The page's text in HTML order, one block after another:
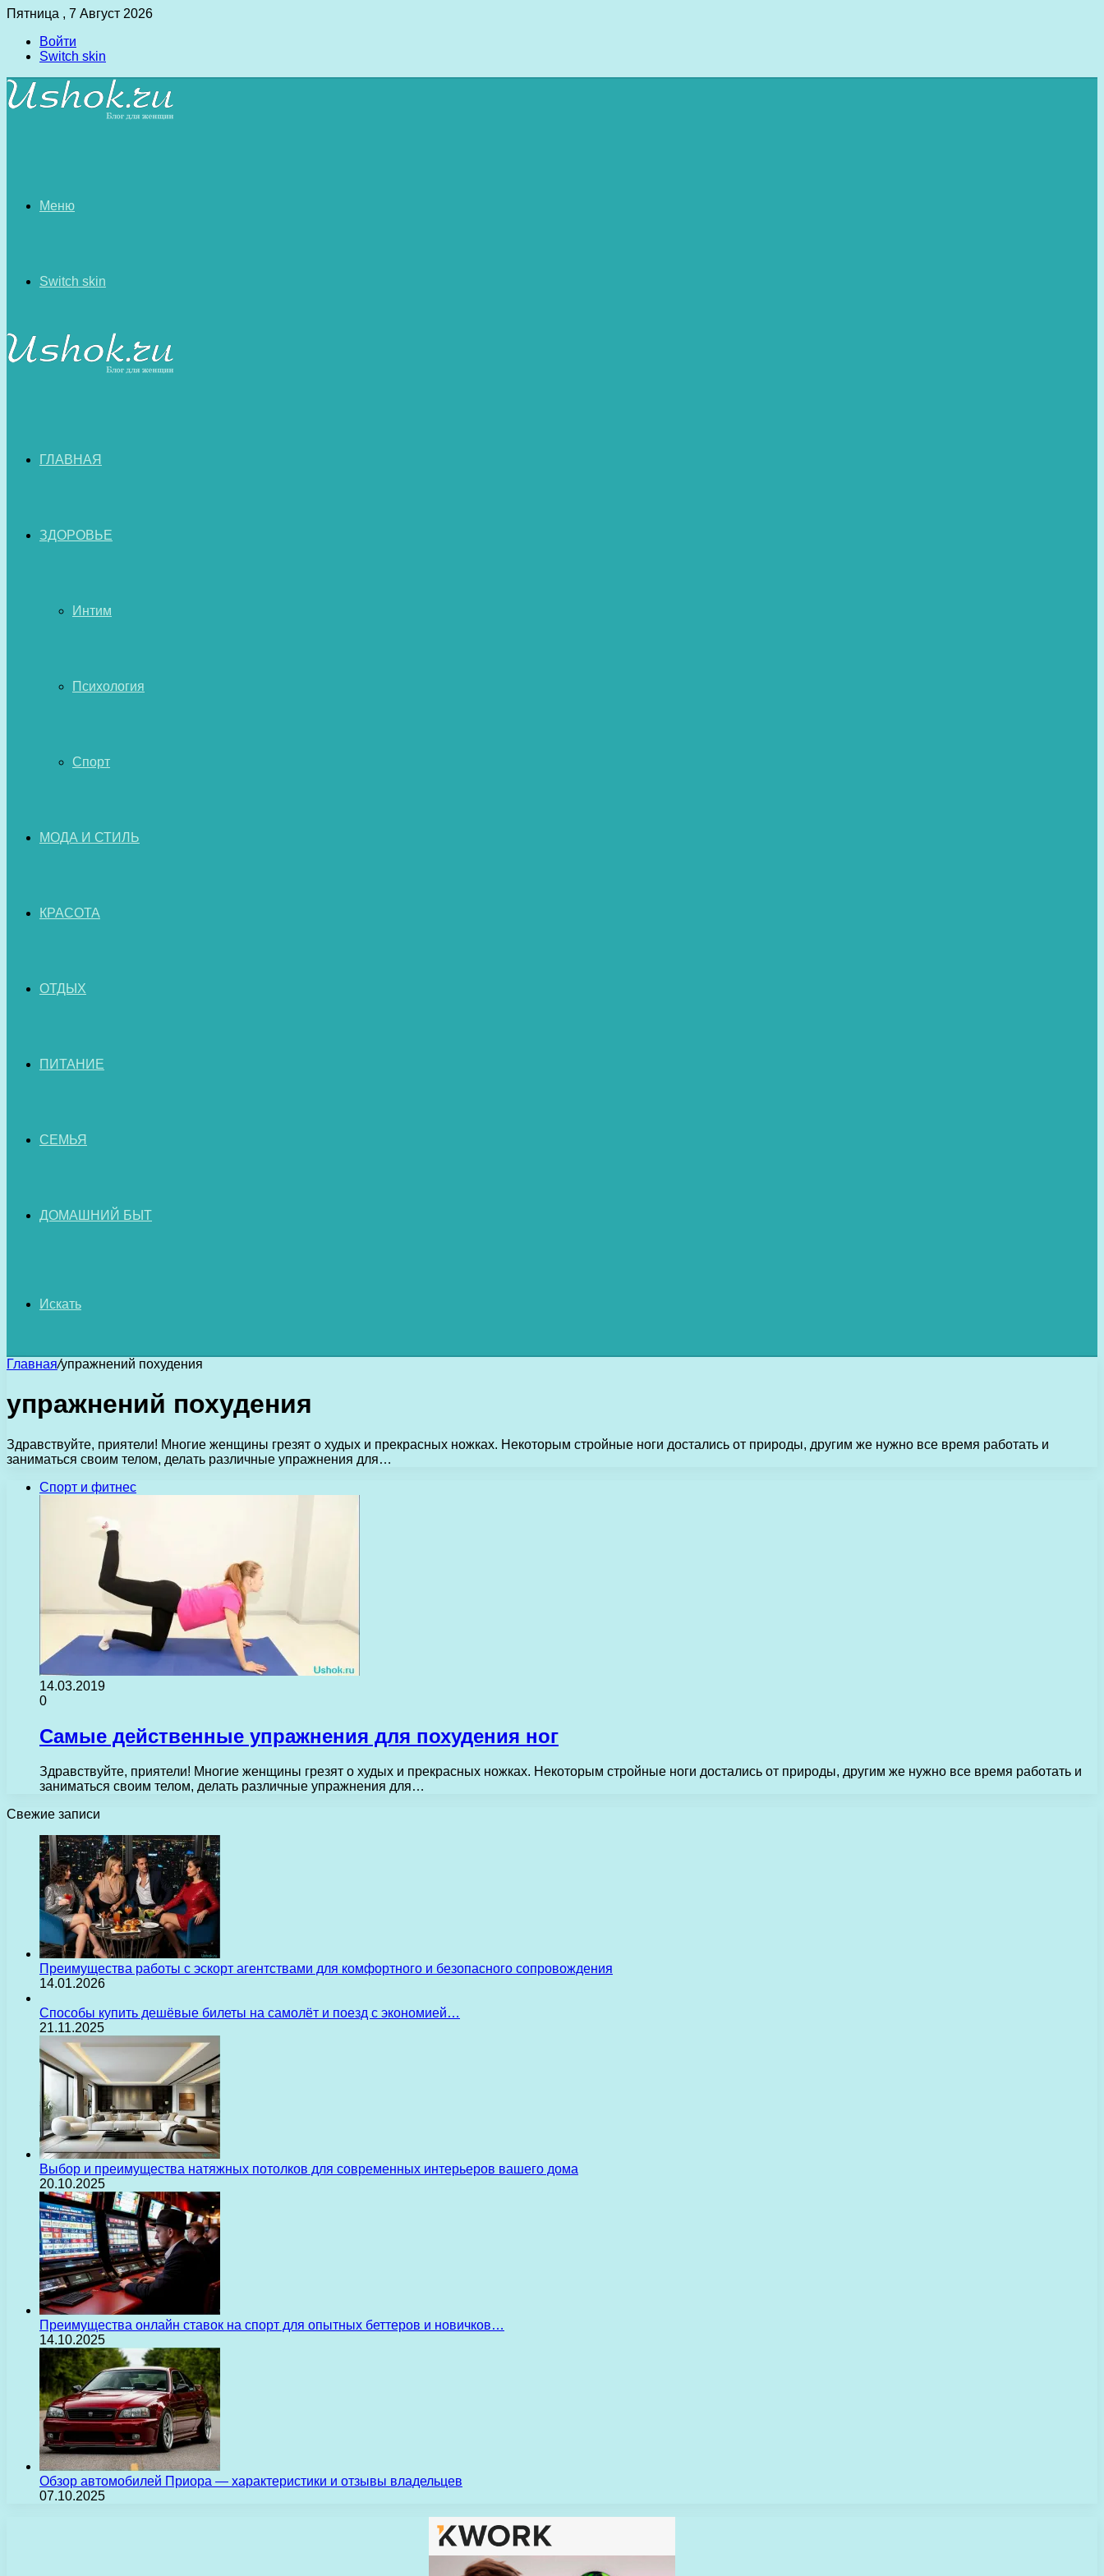
Пятница , 7 Август 2026
Войти
Switch skin
Меню
Switch skin
ГЛАВНАЯ
ЗДОРОВЬЕ
Интим
Психология
Спорт
МОДА И СТИЛЬ
КРАСОТА
ОТДЫХ
ПИТАНИЕ
СЕМЬЯ
ДОМАШНИЙ БЫТ
Искать
Главная/упражнений похудения
упражнений похудения
Здравствуйте, приятели! Многие женщины грезят о худых и прекрасных ножках. Некоторым стройные ноги достались от природы, другим же нужно все время работать и
заниматься своим телом, делать различные упражнения для…
Спорт и фитнес
14.03.2019
0
Самые действенные упражнения для похудения ног
Здравствуйте, приятели! Многие женщины грезят о худых и прекрасных ножках. Некоторым стройные ноги достались от природы, другим же нужно все время работать и
заниматься своим телом, делать различные упражнения для…
Свежие записи
Преимущества работы с эскорт агентствами для комфортного и безопасного сопровождения
14.01.2026
Способы купить дешёвые билеты на самолёт и поезд с экономией…
21.11.2025
Выбор и преимущества натяжных потолков для современных интерьеров вашего дома
20.10.2025
Преимущества онлайн ставок на спорт для опытных беттеров и новичков…
14.10.2025
Обзор автомобилей Приора — характеристики и отзывы владельцев
07.10.2025